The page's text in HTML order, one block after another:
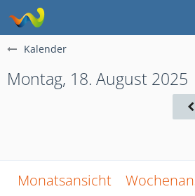
Kalender
Montag, 18. August 2025
Monatsansicht